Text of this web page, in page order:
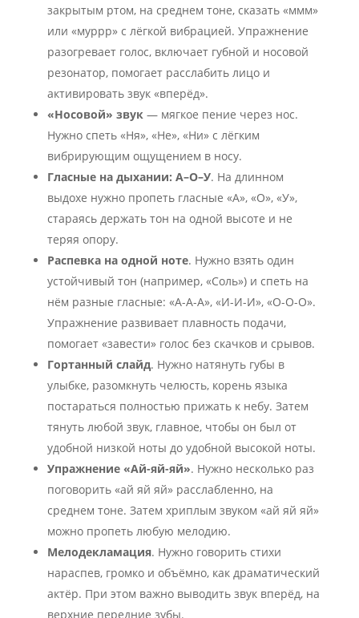
закрытым ртом, на среднем тоне, сказать «ммм»
или «муррр» с лёгкой вибрацией. Упражнение
разогревает голос, включает губной и носовой
резонатор, помогает расслабить лицо и
активировать звук «вперёд».
«Носовой» звук— мягкое пение через нос.
Нужно спеть «Ня», «Не», «Ни» с лёгким
вибрирующим ощущением в носу.
Гласные на дыхании: А–О–У. На длинном
выдохе нужно пропеть гласные «А», «О», «У»,
стараясь держать тон на одной высоте и не
теряя опору.
Распевка на одной ноте. Нужно взять один
устойчивый тон (например, «Соль») и спеть на
нём разные гласные: «А-А-А», «И-И-И», «О-О-О».
Упражнение развивает плавность подачи,
помогает «завести» голос без скачков и срывов.
Гортанный слайд. Нужно натянуть губы в
улыбке, разомкнуть челюсть, корень языка
постараться полностью прижать к небу. Затем
тянуть любой звук, главное, чтобы он был от
удобной низкой ноты до удобной высокой ноты.
Упражнение «Ай-яй-яй». Нужно несколько раз
поговорить «ай яй яй» расслабленно, на
среднем тоне. Затем хриплым звуком «ай яй яй»
можно пропеть любую мелодию.
Мелодекламация. Нужно говорить стихи
нараспев, громко и объёмно, как драматический
актёр. При этом важно выводить звук вперёд, на
верхние передние зубы.